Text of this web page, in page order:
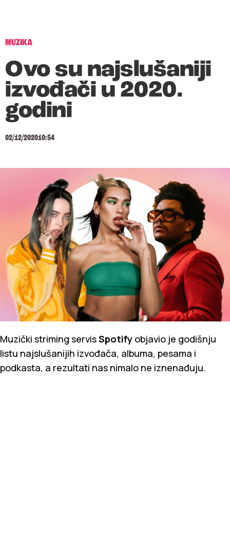
MUZIKA
Ovo su najslušaniji
izvođači u 2020.
godini
02/12/202010:54
Muzički striming servisSpotify objavio je godišnju
listu najslušanijih izvođača, albuma, pesama i
podkasta, a rezultati nas nimalo ne iznenađuju.